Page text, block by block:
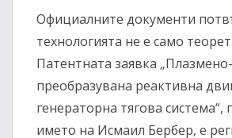
Официалните документи
технологията не е само
Патентната заявка „Плазмено-
преобразувана реактивна
генераторна тяговa система“,
името на Исмаил Бербер, е